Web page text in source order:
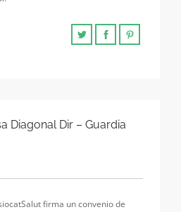
Diagonal Dir – Guardia
firma un convenio de